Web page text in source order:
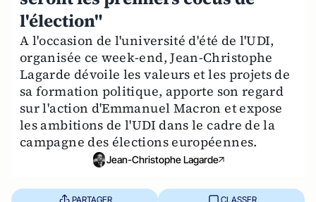
l'élection"
A l'occasion de l'université d'été de l'UDI,
organisée ce week-end, Jean-Christophe
Lagarde dévoile les valeurs et les projets de
sa formation politique, apporte son regard
sur l'action d'Emmanuel Macron et expose
les ambitions de l'UDI dans le cadre de la
campagne des élections européennes.
Jean-Christophe Lagarde
PARTAGER CLASSER